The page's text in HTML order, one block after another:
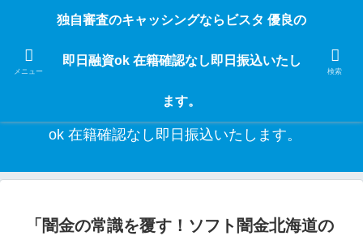
独自審査のフリーローンならビスタなら24時間365日 在籍確認なしで借りれる
な入用があっても安心！融資率97％！仕事をしている人ならブラックでも給料
日返済の１ヶ月融資で借りられるから安心！
独自審査のキャッシングならビスタ 優良の即日融資
ok 在籍確認なし即日振込いたします。
「闇金の常識を覆す！ソフト闇金北海道の
メニュー
独自審査のキャッシングならビスタ 優良の
即日融資ok 在籍確認なし即日振込いたし
ます。
検索